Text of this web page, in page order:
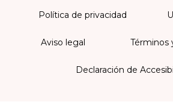
Política de privacidad
Aviso legal Términos
Declaración de